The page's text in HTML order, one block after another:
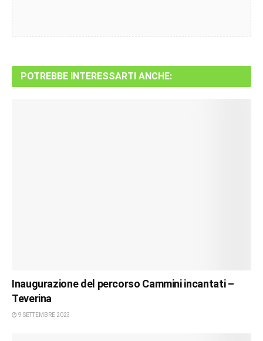
POTREBBE INTERESSARTI ANCHE:
Inaugurazione del percorso Cammini incantati –
Teverina
9 SETTEMBRE 2023